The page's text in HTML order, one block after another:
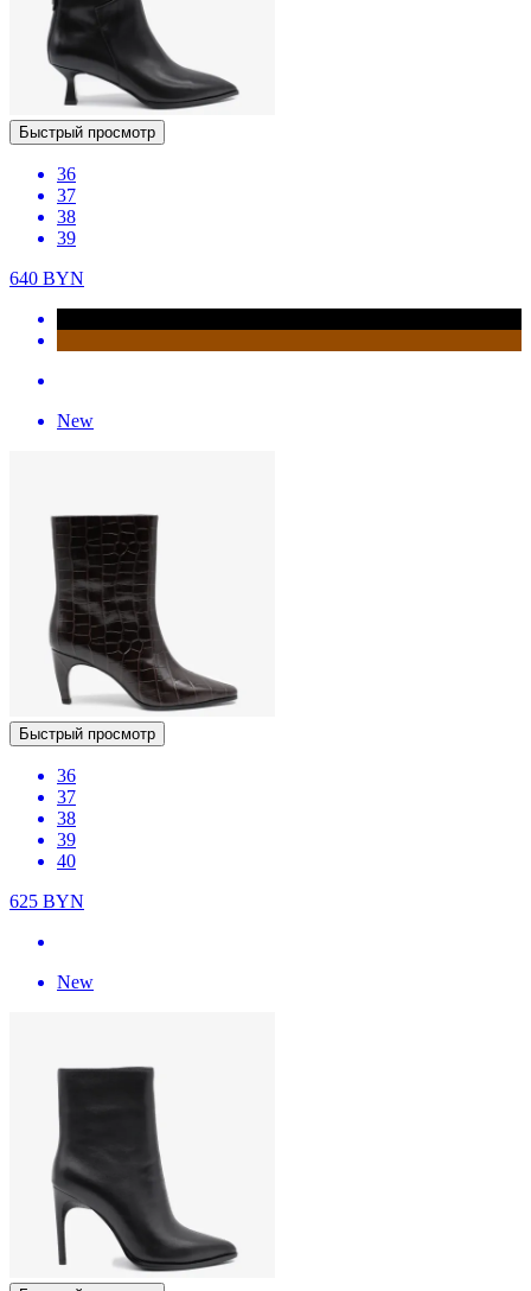
Быстрый просмотр
36
37
38
39
640 BYN
New
Быстрый просмотр
36
37
38
39
40
625 BYN
New